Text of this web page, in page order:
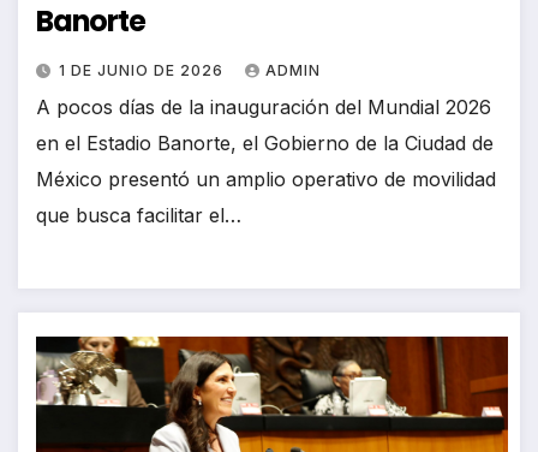
Banorte
1 DE JUNIO DE 2026 ADMIN
A pocos días de la inauguración del Mundial 2026
en el Estadio Banorte, el Gobierno de la Ciudad de
México presentó un amplio operativo de movilidad
que busca facilitar el…